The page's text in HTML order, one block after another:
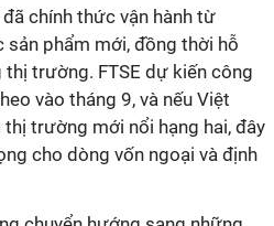
chính thức vận hành từ
sản phẩm mới, đồng thời hỗ
trường. FTSE dự kiến công
vào tháng 9, và nếu Việt
trường mới nổi hạng hai, đây
cho dòng vốn ngoại và định